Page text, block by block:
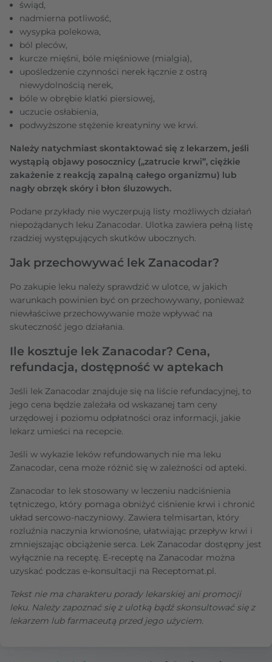
świąd,
nadmierna potliwość,
wysypka polekowa,
ból pleców,
kurcze mięśni, bóle mięśniowe (mialgia),
upośledzenie czynności nerek łącznie z ostrą
niewydolnością nerek,
bóle w obrębie klatki piersiowej,
uczucie osłabienia,
podwyższone stężenie kreatyniny we krwi.
Należy natychmiast skontaktować się z lekarzem, jeśli
wystąpią objawy posocznicy („zatrucie krwi”, ciężkie
zakażenie z reakcją zapalną całego organizmu) lub
nagły obrzęk skóry i błon śluzowych.
Podane przykłady nie wyczerpują listy możliwych działań
niepożądanych leku Zanacodar. Ulotka zawiera pełną listę
rzadziej występujących skutków ubocznych.
Jak przechowywać lek Zanacodar?
Po zakupie leku należy sprawdzić w ulotce, w jakich
warunkach powinien być on przechowywany, ponieważ
niewłaściwe przechowywanie może wpływać na
skuteczność jego działania.
Ile kosztuje lek Zanacodar? Cena,
refundacja, dostępność w aptekach
Jeśli lek Zanacodar znajduje się na liście refundacyjnej, to
jego cena będzie zależała od wskazanej tam ceny
urzędowej i poziomu odpłatności oraz informacji, jakie
lekarz umieści na recepcie.
Jeśli w wykazie leków refundowanych nie ma leku
Zanacodar, cena może różnić się w zależności od apteki.
Zanacodar to lek stosowany w leczeniu nadciśnienia
tętniczego, który pomaga obniżyć ciśnienie krwi i chronić
układ sercowo-naczyniowy. Zawiera telmisartan, który
rozluźnia naczynia krwionośne, ułatwiając przepływ krwi i
zmniejszając obciążenie serca. Lek Zanacodar dostępny jest
wyłącznie na receptę. E-receptę na Zanacodar można
uzyskać podczas e-konsultacji na Receptomat.pl.
Tekst nie ma charakteru porady lekarskiej ani promocji
leku. Należy zapoznać się z ulotką bądź skonsultować się z
lekarzem lub farmaceutą przed jego użyciem.